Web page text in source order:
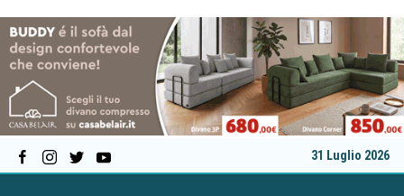
31 Luglio 2026